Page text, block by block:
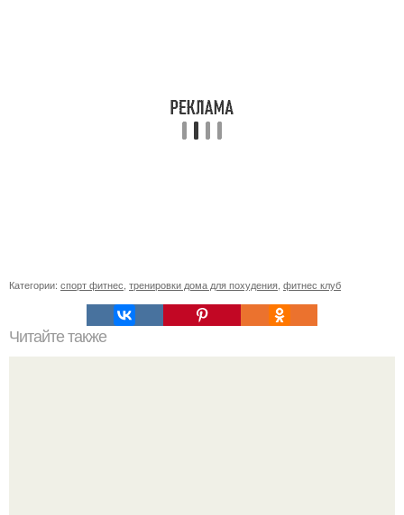
Категории: спорт фитнес, тренировки дома для похудения, фитнес клуб
Читайте также